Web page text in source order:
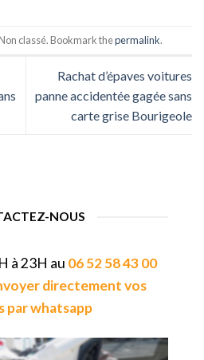
classé. Bookmark thepermalink.
Rachat d’épaves voitures
panne accidentée gagée sans
carte grise Bourigeole
NOUS
à 23H au 06 52 58 43 00
directement vos
par whatsapp